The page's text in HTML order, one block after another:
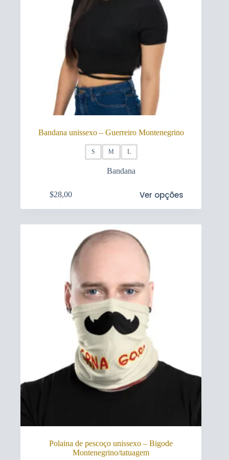
Bandana unissexo – Guerreiro Montenegrino
S M L
Bandana
$28,00 Ver opções
variants.
Polaina de pescoço unissexo – Bigode
Montenegrino/tatuagem